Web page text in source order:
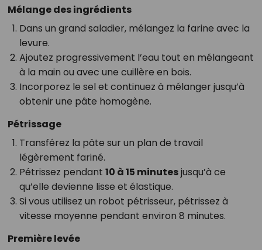
Mélange des ingrédients
Dans un grand saladier, mélangez la farine avec la
levure.
Ajoutez progressivement l’eau tout en mélangeant
à la main ou avec une cuillère en bois.
Incorporez le sel et continuez à mélanger jusqu’à
obtenir une pâte homogène.
Pétrissage
Transférez la pâte sur un plan de travail
légèrement fariné.
Pétrissez pendant 10 à 15 minutesjusqu’à ce
qu’elle devienne lisse et élastique.
Si vous utilisez un robot pétrisseur, pétrissez à
vitesse moyenne pendant environ 8 minutes.
Première levée